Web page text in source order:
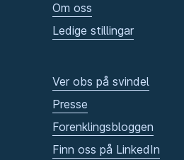
Om oss
Ledige stillingar
Ver obs på svindel
Presse
Forenklingsbloggen
Finn oss på LinkedIn